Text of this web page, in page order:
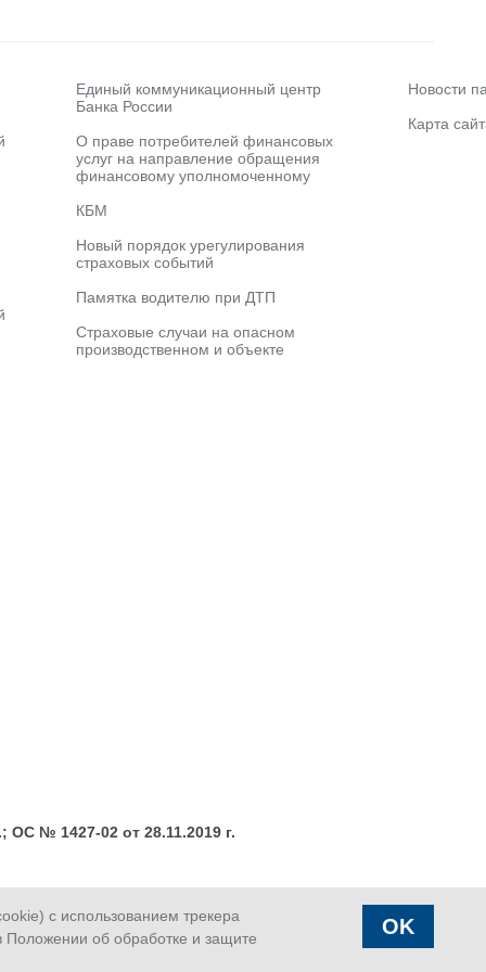
с использованием трекера
об обработке и защите
OK
Офисы
Единый коммуникационный центр
Банка России
О праве потребителей финансовых
услуг на направление обращения
финансовому уполномоченному
КБМ
Новый порядок урегулирования
страховых событий
Памятка водителю при ДТП
Страховые случаи на опасном
производственном и объекте
Новости
Карта
№ 1427-02 от 28.11.2019 г.